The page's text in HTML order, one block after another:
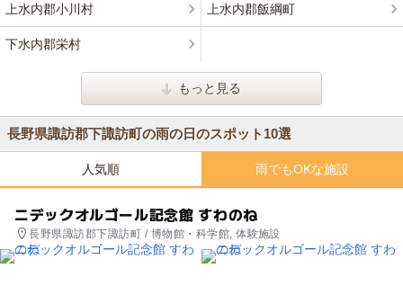
上水内郡小川村 上水内郡飯綱町
下水内郡栄村
もっと見る
長野県諏訪郡下諏訪町の雨の日のスポット10選
人気順 雨でもOKな施設
ニデックオルゴール記念館 すわのね
長野県諏訪郡下諏訪町 / 博物館・科学館, 体験施設